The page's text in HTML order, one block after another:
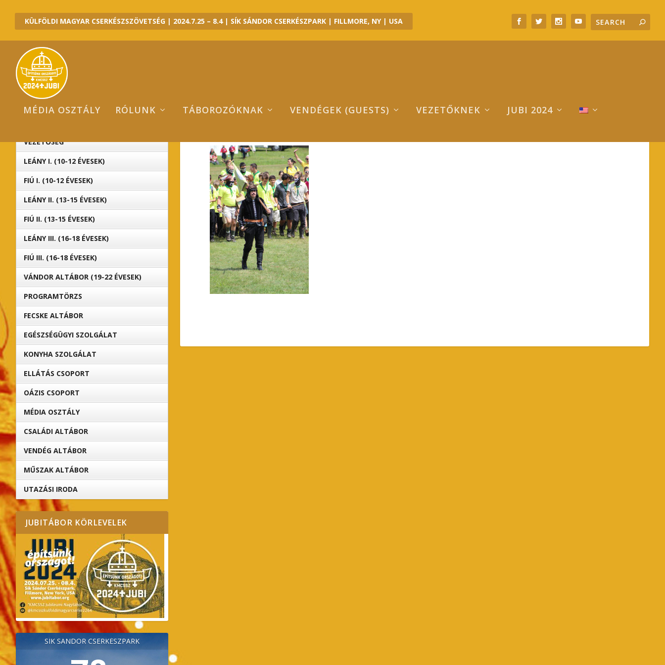
KÜLFÖLDI MAGYAR CSERKÉSZSZÖVETSÉG | 2024.7.25 – 8.4 | SÍK SÁNDOR CSERKÉSZPARK | FILLMORE, NY | USA
MÉDIA OSZTÁLY RÓLUNK TÁBOROZÓKNAK VENDÉGEK (GUESTS) VEZETŐKNEK JUBI 2024
IMG_1740
VEZETŐSÉG
LEÁNY I. (10-12 ÉVESEK)
FIÚ I. (10-12 ÉVESEK)
LEÁNY II. (13-15 ÉVESEK)
FIÚ II. (13-15 ÉVESEK)
LEÁNY III. (16-18 ÉVESEK)
FIÚ III. (16-18 ÉVESEK)
VÁNDOR ALTÁBOR (19-22 ÉVESEK)
PROGRAMTÖRZS
FECSKE ALTÁBOR
EGÉSZSÉGÜGYI SZOLGÁLAT
KONYHA SZOLGÁLAT
ELLÁTÁS CSOPORT
OÁZIS CSOPORT
MÉDIA OSZTÁLY
CSALÁDI ALTÁBOR
VENDÉG ALTÁBOR
MŰSZAK ALTÁBOR
UTAZÁSI IRODA
JUBITÁBOR KÖRLEVELEK
SÍK SÁNDOR CSERKÉSZPARK